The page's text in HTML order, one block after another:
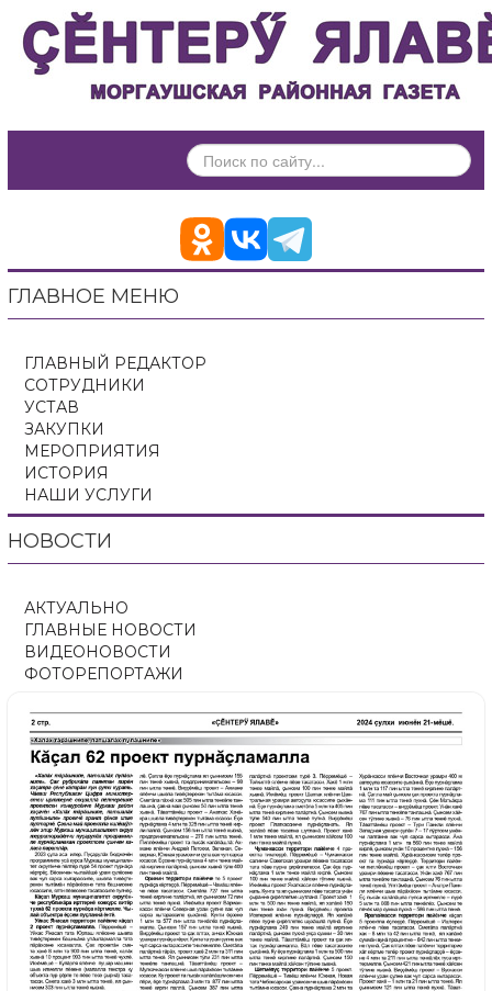
ИСКАТЬ...
ГЛАВНОЕ МЕНЮ
ГЛАВНЫЙ РЕДАКТОР
СОТРУДНИКИ
УСТАВ
ЗАКУПКИ
МЕРОПРИЯТИЯ
ИСТОРИЯ
НАШИ УСЛУГИ
НОВОСТИ
АКТУАЛЬНО
ГЛАВНЫЕ НОВОСТИ
ВИДЕОНОВОСТИ
ФОТОРЕПОРТАЖИ